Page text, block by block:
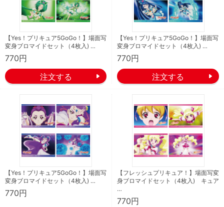
【Yes！プリキュア5GoGo！】場面写
変身ブロマイドセット（4枚入) …
770円
【Yes！プリキュア5GoGo！】場面写
変身ブロマイドセット（4枚入) …
770円
【Yes！プリキュア5GoGo！】場面写
変身ブロマイドセット（4枚入) …
770円
【フレッシュプリキュア！】場面写変
身ブロマイドセット（4枚入) キュア
…
770円